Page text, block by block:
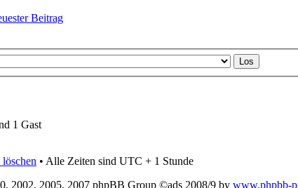
1 Gast
• Alle Zeiten sind UTC + 1 Stunde
2002, 2005, 2007 phpBB Group ©ads 2008/9 by www.phpbb-